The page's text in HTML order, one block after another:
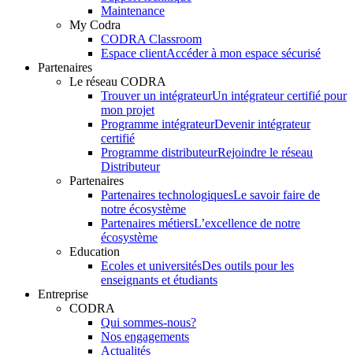
Maintenance
My Codra
CODRA Classroom
Espace clientAccéder à mon espace sécurisé
Partenaires
Le réseau CODRA
Trouver un intégrateurUn intégrateur certifié pour
mon projet
Programme intégrateurDevenir intégrateur
certifié
Programme distributeurRejoindre le réseau
Distributeur
Partenaires
Partenaires technologiquesLe savoir faire de
notre écosystème
Partenaires métiersL’excellence de notre
écosystème
Education
Ecoles et universitésDes outils pour les
enseignants et étudiants
Entreprise
CODRA
Qui sommes-nous?
Nos engagements
Actualités